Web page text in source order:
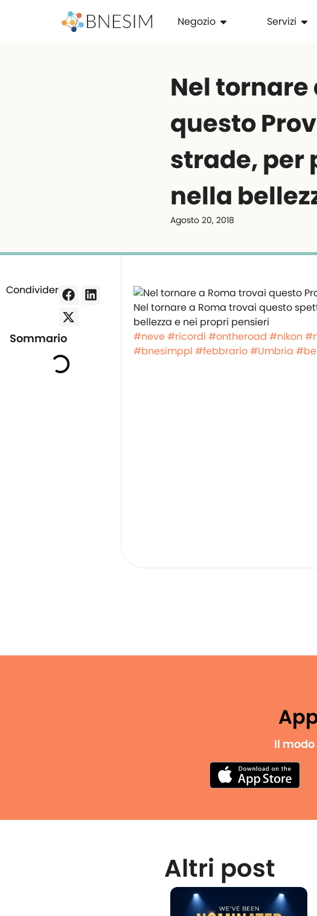
Negozio Servizi
Nel tornare
questo
strade, per
nella
Agosto 20, 2018
Condividere:
Sommario
Nel tornare a Roma trovai questo
bellezza e nei propri pensieri
#neve#ricordi #ontheroad #nikon
#bnesimppl #febbrario#Umbria
Il
Altri post